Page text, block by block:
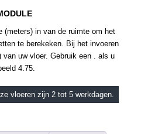
(meters) in van de ruimte om het
te berekeken. Bij het invoeren
uw vloer. Gebruik een . als u
4.75.
vloeren zijn 2 tot 5 werkdagen.